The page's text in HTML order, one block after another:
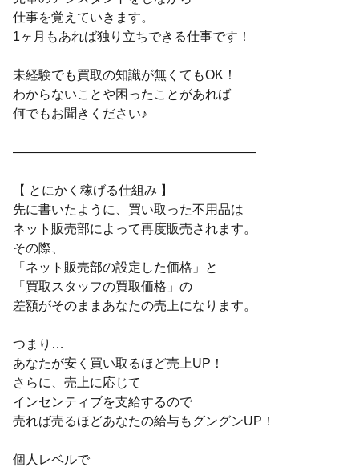
仕事を覚えていきます。
1ヶ月もあれば独り立ちできる仕事です！
未経験でも買取の知識が無くてもOK！
わからないことや困ったことがあれば
何でもお聞きください♪
―――――――――――――――――――
【 とにかく稼げる仕組み 】
先に書いたように、買い取った不用品は
ネット販売部によって再度販売されます。
その際、
「ネット販売部の設定した価格」と
「買取スタッフの買取価格」の
差額がそのままあなたの売上になります。
つまり…
あなたが安く買い取るほど売上UP！
さらに、売上に応じて
インセンティブを支給するので
売れば売るほどあなたの給与もグングンUP！
個人レベルで